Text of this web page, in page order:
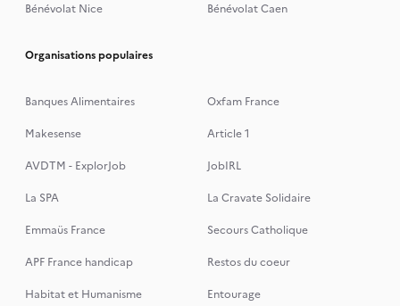
Bénévolat Nice
Bénévolat Caen
Organisations populaires
Banques Alimentaires
Oxfam France
Makesense
Article 1
AVDTM - ExplorJob
JobIRL
La SPA
La Cravate Solidaire
Emmaüs France
Secours Catholique
APF France handicap
Restos du coeur
Habitat et Humanisme
Entourage